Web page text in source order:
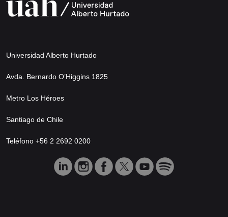
Universidad Alberto Hurtado
Avda. Bernardo O’Higgins 1825
Metro Los Héroes
Santiago de Chile
Teléfono +56 2 2692 0200